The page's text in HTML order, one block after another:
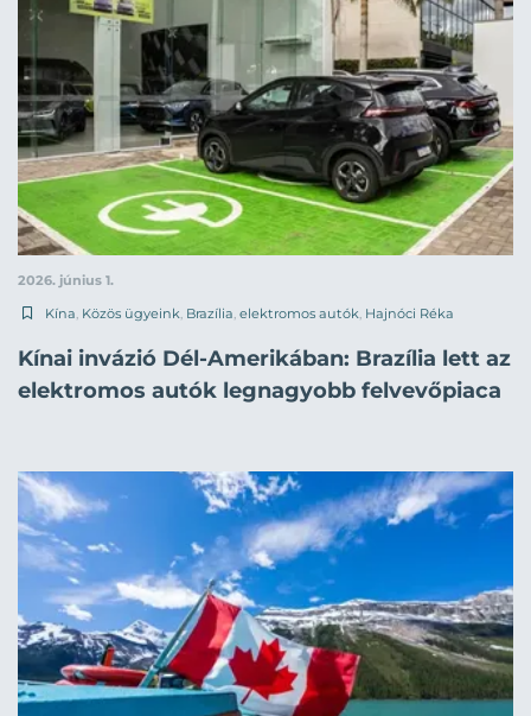
2026. június 1.
Kína, Közös ügyeink, Brazília, elektromos autók, Hajnóci Réka
Kínai invázió Dél-Amerikában: Brazília lett az
elektromos autók legnagyobb felvevőpiaca